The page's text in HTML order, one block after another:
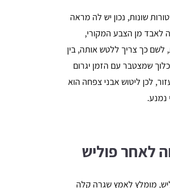
שונות, נכון יש לה מראה
לאבד מן הצבע המקורי,
לשם כך צריך ללטש אותה, בין
שמצטבר עם הזמן יגרום
לכן ליטוש אבני צפחה הוא
נמנע.
לאחר פוליש
מומלץ לאמץ שגרה קלה